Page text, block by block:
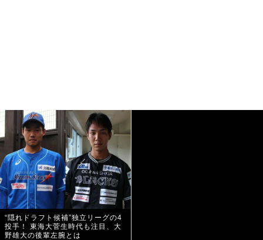
“隠れドラフト候補”独立リーグの4
投手！ 東海大菅生時代も注目、大
野雄大の後輩左腕とは